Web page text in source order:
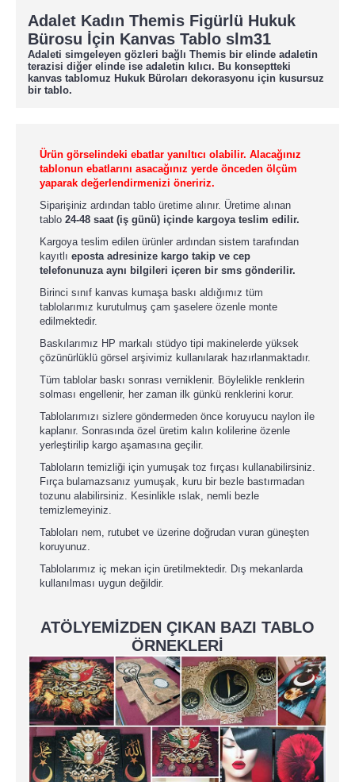
Adalet Kadın Themis Figürlü Hukuk
Bürosu İçin Kanvas Tablo slm31
Adaleti simgeleyen gözleri bağlı Themis bir elinde adaletin
terazisi diğer elinde ise adaletin kılıcı. Bu konseptteki
kanvas tablomuz Hukuk Büroları dekorasyonu için kusursuz
bir tablo.
Ürün görselindeki ebatlar yanıltıcı olabilir. Alacağınız
tablonun ebatlarını asacağınız yerde önceden ölçüm
yaparak değerlendirmenizi öneririz.
Siparişiniz ardından tablo üretime alınır. Üretime alınan
tablo 24-48 saat (iş günü) içinde kargoya teslim edilir.
Kargoya teslim edilen ürünler ardından sistem tarafından
kayıtlı eposta adresinize kargo takip ve cep
telefonunuza aynı bilgileri içeren bir sms gönderilir.
Birinci sınıf kanvas kumaşa baskı aldığımız tüm
tablolarımız kurutulmuş çam şaselere özenle monte
edilmektedir.
Baskılarımız HP markalı stüdyo tipi makinelerde yüksek
çözünürlüklü görsel arşivimiz kullanılarak hazırlanmaktadır.
Tüm tablolar baskı sonrası verniklenir. Böylelikle renklerin
solması engellenir, her zaman ilk günkü renklerini korur.
Tablolarımızı sizlere göndermeden önce koruyucu naylon ile
kaplanır. Sonrasında özel üretim kalın kolilerine özenle
yerleştirilip kargo aşamasına geçilir.
Tabloların temizliği için yumuşak toz fırçası kullanabilirsiniz.
Fırça bulamazsanız yumuşak, kuru bir bezle bastırmadan
tozunu alabilirsiniz. Kesinlikle ıslak, nemli bezle
temizlemeyiniz.
Tabloları nem, rutubet ve üzerine doğrudan vuran güneşten
koruyunuz.
Tablolarımız iç mekan için üretilmektedir. Dış mekanlarda
kullanılması uygun değildir.
ATÖLYEMİZDEN ÇIKAN BAZI TABLO
ÖRNEKLERİ